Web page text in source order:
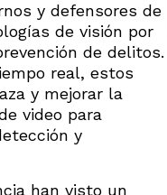
y defensores de
de visión por
de delitos.
real, estos
y mejorar la
video para
y
han visto un